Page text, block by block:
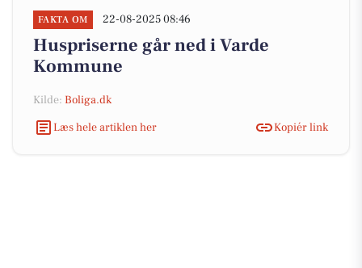
FAKTA OM 22-08-2025 08:46
Huspriserne går ned i Varde
Kommune
Kilde: Boliga.dk
Læs hele artiklen her
Kopiér link